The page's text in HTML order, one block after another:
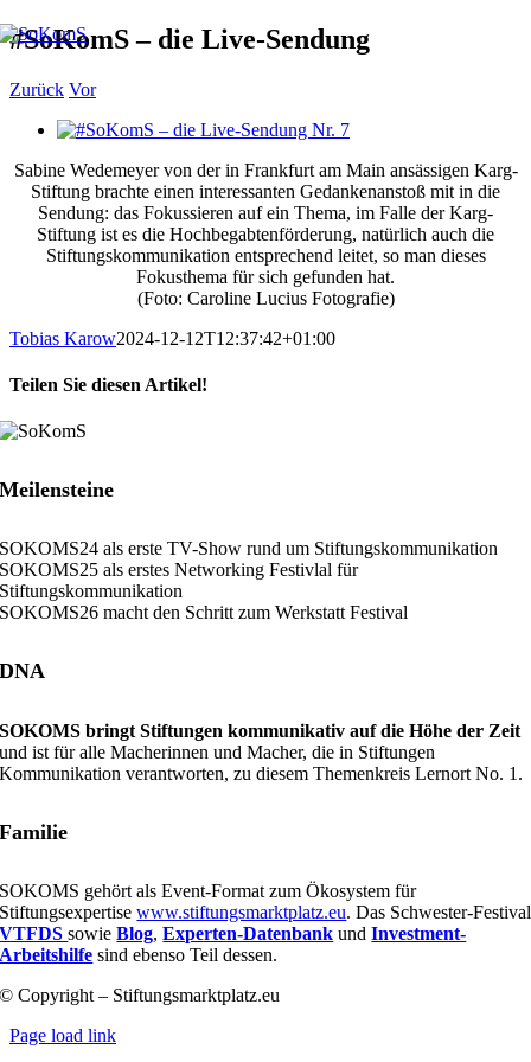
Zum
Inhalt
#SoKomS – die Live-Sendung
Zurück Vor
Zeige
Bild
Sabine Wedemeyer von der in Frankfurt am Main ansässigen Karg-
Stiftung brachte einen interessanten Gedankenanstoß mit in die
Sendung: das Fokussieren auf ein Thema, im Falle der Karg-
Stiftung ist es die Hochbegabtenförderung, natürlich auch die
Stiftungskommunikation entsprechend leitet, so man dieses
Fokusthema für sich gefunden hat.
(Foto: Caroline Lucius Fotografie)
Tobias Karow2024-12-12T12:37:42+01:00
Teilen Sie diesen Artikel!
Facebook
X
LinkedIn
Xing
E-
Meilensteine
SOKOMS24 als erste TV-Show rund um Stiftungskommunikation
SOKOMS25 als erstes Networking Festivlal für
Stiftungskommunikation
SOKOMS26 macht den Schritt zum Werkstatt Festival
DNA
SOKOMS bringt Stiftungen kommunikativ auf die Höhe der Zeit
und ist für alle Macherinnen und Macher, die in Stiftungen
Kommunikation verantworten, zu diesem Themenkreis Lernort No. 1.
Familie
SOKOMS gehört als Event-Format zum Ökosystem für
Stiftungsexpertisewww.stiftungsmarktplatz.eu. Das Schwester-Festival
VTFDSsowieBlog,Experten-Datenbank undInvestment-
Arbeitshilfe sind ebenso Teil dessen.
© Copyright – Stiftungsmarktplatz.eu
Page load link